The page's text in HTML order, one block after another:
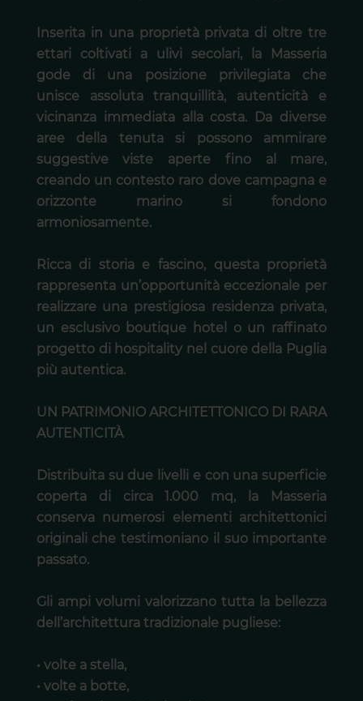
Inserita in una proprietà privata di oltre tre
ettari coltivati a ulivi secolari, la Masseria
gode di una posizione privilegiata che
unisce assoluta tranquillità, autenticità e
vicinanza immediata alla costa. Da diverse
aree della tenuta si possono ammirare
suggestive viste aperte fino al mare,
creando un contesto raro dove campagna e
orizzonte marino si fondono
armoniosamente.
Ricca di storia e fascino, questa proprietà
rappresenta un’opportunità eccezionale per
realizzare una prestigiosa residenza privata,
un esclusivo boutique hotel o un raffinato
progetto di hospitality nel cuore della Puglia
più autentica.
UN PATRIMONIO ARCHITETTONICO DI RARA
AUTENTICITÀ
Distribuita su due livelli e con una superficie
coperta di circa 1.000 mq, la Masseria
conserva numerosi elementi architettonici
originali che testimoniano il suo importante
passato.
Gli ampi volumi valorizzano tutta la bellezza
dell’architettura tradizionale pugliese:
• volte a stella,
• volte a botte,